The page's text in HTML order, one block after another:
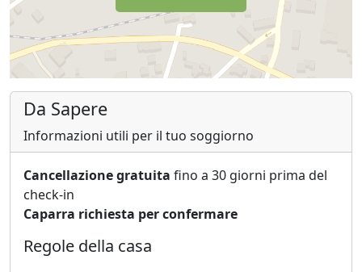
Da Sapere
Informazioni utili per il tuo soggiorno
Cancellazione gratuita fino a 30 giorni prima del
check-in
Caparra richiesta per confermare
Regole della casa